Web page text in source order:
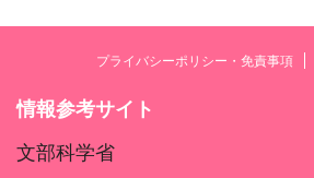
プライバシーポリシー・免責事項
情報参考サイト
文部科学省